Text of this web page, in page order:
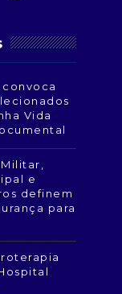
Vida
e
definem
para